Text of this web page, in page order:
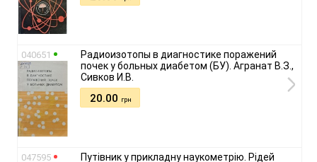
040651
Радиоизотопы в диагностике поражений
почек у больных диабетом (БУ). Агранат В.З.,
Сивков И.В.
20.00 грн
047595 Путівник у прикладну наукометрію. Рідей